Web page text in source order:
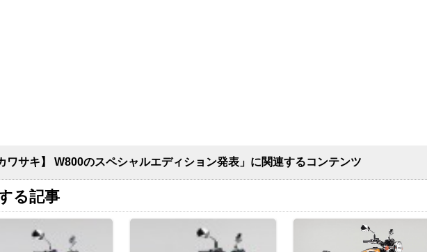
ワサキ】 W800のスペシャルエディション発表」に関連するコンテンツ
る記事